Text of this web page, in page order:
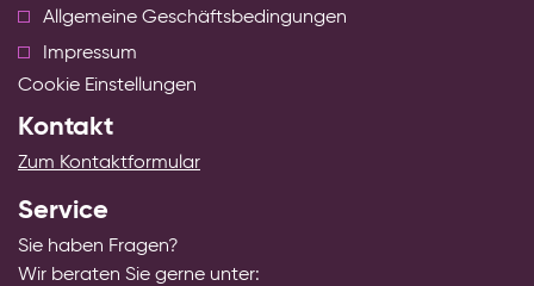
Allgemeine Geschäftsbedingungen
Impressum
Cookie Einstellungen
Kontakt
Zum Kontaktformular
Service
Sie haben Fragen?
Wir beraten Sie gerne unter: